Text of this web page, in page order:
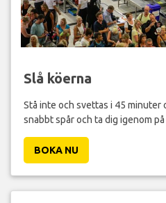
Slå köerna
Stå inte och svettas i 45 minuter
snabbt spår och ta dig igenom
BOKA NU